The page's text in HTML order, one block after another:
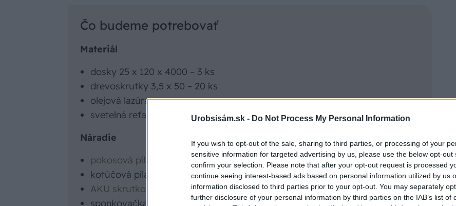
Urobsisám.sk - Do Not Process My Personal Information
If you wish to opt-out of the sale, sharing to third parties, or processing of your
sensitive information for targeted advertising by us, please use the below opt-out
confirm your selection. Please note that after your opt-out request is processed
continue seeing interest-based ads based on personal information utilized by us
information disclosed to third parties prior to your opt-out. You may separately
further disclosure of your personal information by third parties on the IAB’s list of
Čo budeme potrebovať
Materiál
dosky 25 x 120 x 4000 – 3 ks
drevoskrutky 3,5 x 50 – 20 ks
olejová lazúra
svetelná reťaz 6 až 10 m
Náradie
pokosová píla
kotúčová píla
AKU skrutkovač
sponkovačka